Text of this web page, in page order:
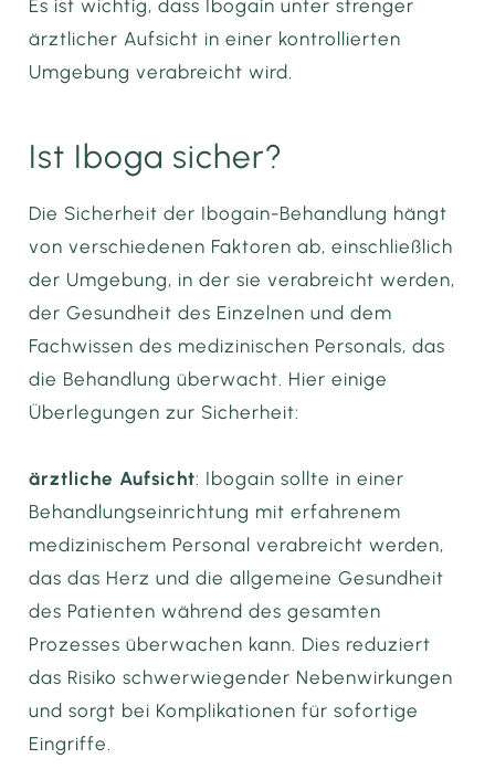
Es ist wichtig, dass Ibogain unter strenger
ärztlicher Aufsicht in einer kontrollierten
Umgebung verabreicht wird.
Ist Iboga sicher?
Die Sicherheit der Ibogain-Behandlung hängt
von verschiedenen Faktoren ab, einschließlich
der Umgebung, in der sie verabreicht werden,
der Gesundheit des Einzelnen und dem
Fachwissen des medizinischen Personals, das
die Behandlung überwacht. Hier einige
Überlegungen zur Sicherheit:
ärztliche Aufsicht: Ibogain sollte in einer
Behandlungseinrichtung mit erfahrenem
medizinischem Personal verabreicht werden,
das das Herz und die allgemeine Gesundheit
des Patienten während des gesamten
Prozesses überwachen kann. Dies reduziert
das Risiko schwerwiegender Nebenwirkungen
und sorgt bei Komplikationen für sofortige
Eingriffe.